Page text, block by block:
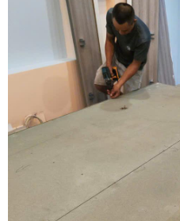
nâng cấp phòng ngủ, việc tháo
vào tường nhà và hệ cánh kính
những áp lực kỹ thuật cực kỳ lớn
Nguyên mang đến giải pháp
giường tủ âm tường, tủ áo cánh
nhà tại Quận Tân Bình, cam kết
bảo vệ vững chãi cho tài sản
phí tiết kiệm tối ưu. Quý khách
báo giá ưu đãi hãy gọi ngay
bảy qua số điện thoại 0913 371
để nhận phản hồi siêu tốc từ đội